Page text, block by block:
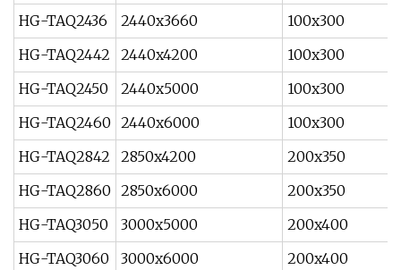
HG-TAQ2436
2440x3660
100x300
HG-TAQ2442
2440x4200
100x300
HG-TAQ2450
2440x5000
100x300
HG-TAQ2460 2440x6000
100x300
HG-TAQ2842
2850x4200
200x350
HG-TAQ2860 2850x6000
200x350
HG-TAQ3050
3000x5000
200x400
HG-TAQ3060
3000x6000 200x400